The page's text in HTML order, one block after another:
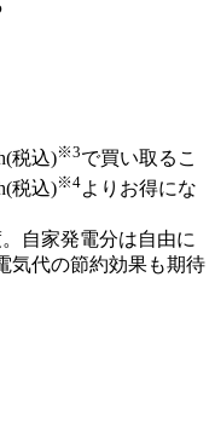
税込)※3で買い取るこ
税込)※4よりお得にな
自家発電分は自由に
気代の節約効果も期待